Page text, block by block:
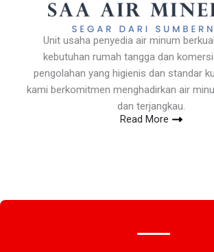
Unit usaha penyedia air minum
kebutuhan rumah tangga dan
pengolahan yang higienis dan standar
kami berkomitmen menghadirkan air
dan terjangkau.
Read More